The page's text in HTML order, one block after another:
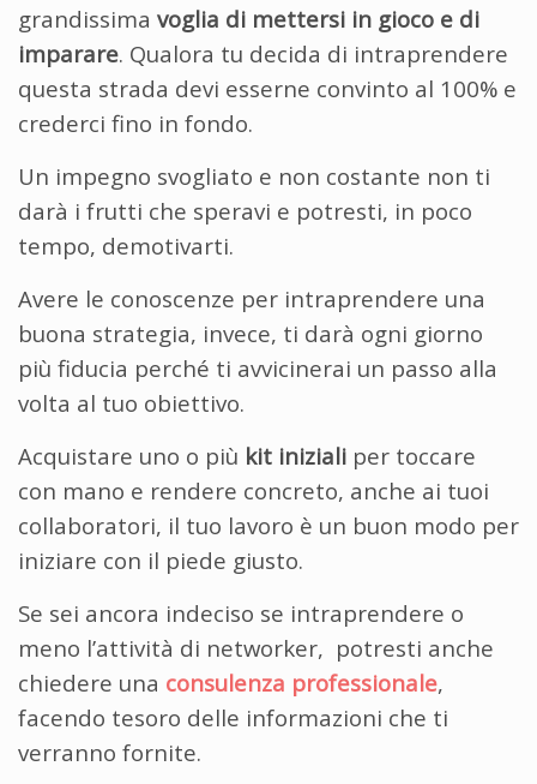
grandissima voglia di mettersi in gioco e di
imparare. Qualora tu decida di intraprendere
questa strada devi esserne convinto al 100% e
crederci fino in fondo.
Un impegno svogliato e non costante non ti
darà i frutti che speravi e potresti, in poco
tempo, demotivarti.
Avere le conoscenze per intraprendere una
buona strategia, invece, ti darà ogni giorno
più fiducia perché ti avvicinerai un passo alla
volta al tuo obiettivo.
Acquistare uno o più kit iniziali per toccare
con mano e rendere concreto, anche ai tuoi
collaboratori, il tuo lavoro è un buon modo per
iniziare con il piede giusto.
Se sei ancora indeciso se intraprendere o
meno l’attività di networker, potresti anche
chiedere una consulenza professionale,
facendo tesoro delle informazioni che ti
verranno fornite.